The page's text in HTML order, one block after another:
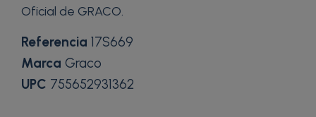
Oficial de GRACO.
Referencia 17S669
Marca Graco
UPC 755652931362